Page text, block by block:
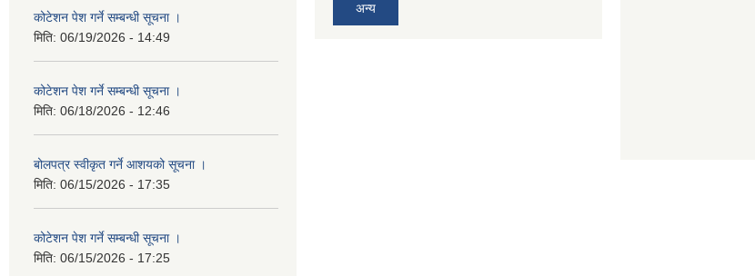
कोटेशन पेश गर्ने सम्बन्धी सूचना ।
मिति: 06/19/2026 - 14:49
कोटेशन पेश गर्ने सम्बन्धी सूचना ।
मिति: 06/18/2026 - 12:46
बोलपत्र स्वीकृत गर्ने आशयको सूचना ।
मिति: 06/15/2026 - 17:35
कोटेशन पेश गर्ने सम्बन्धी सूचना ।
मिति: 06/15/2026 - 17:25
अन्य